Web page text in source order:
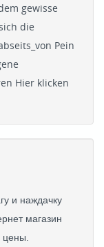
gewisse
die
Pein
Hier klicken
и наждачку
магазин